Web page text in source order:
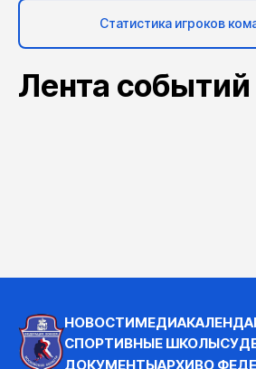
Статистика игроков
Лента событий
НОВОСТИМЕДИА
СПОРТИВНЫЕ ШКОЛЫ
ДОКУМЕНТЫАРХИВО